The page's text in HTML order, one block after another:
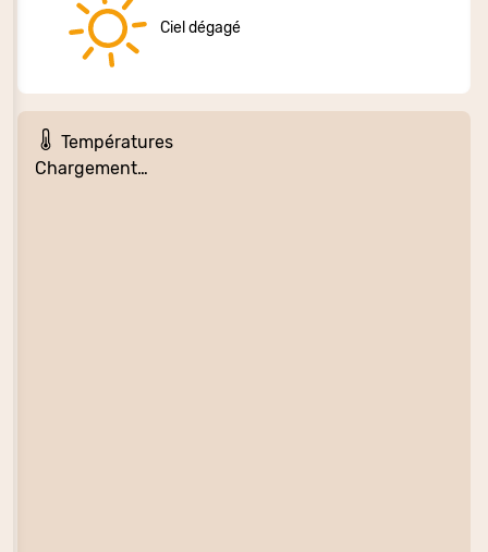
Ciel dégagé
Températures
Chargement…